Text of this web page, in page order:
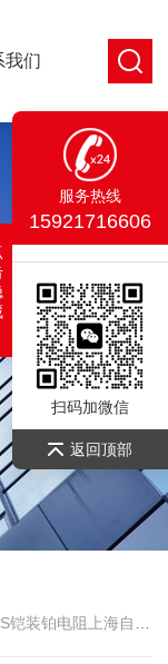
我们
电阻上海自动化仪表三厂
服务热线
15921716606
扫码加微信
返回顶部